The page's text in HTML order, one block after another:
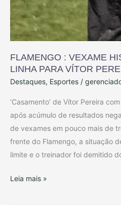
FLAMENGO : VEXAME
LINHA PARA VÍTOR
Destaques, Esportes /
‘Casamento’ de Vítor Pereira
após acúmulo de resultados
de vexames em pouco mais de
frente do Flamengo, a situação
limite e o treinador foi demitido
Leia mais »